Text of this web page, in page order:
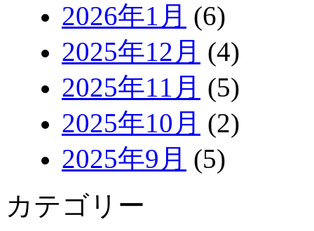
2026年1月 (6)
2025年12月 (4)
2025年11月 (5)
2025年10月 (2)
2025年9月 (5)
カテゴリー